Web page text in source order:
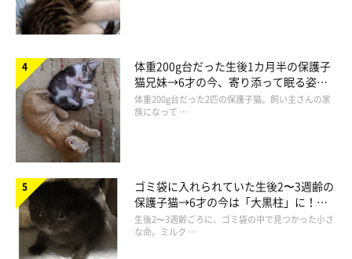
体重200g台だった生後1カ月半の保護子
猫兄妹→6才の今、寄り添って眠る姿に
ほっこり！
体重200g台だった2匹の保護子猫。飼い主さんの家
族になって …
ゴミ袋に入れられていた生後2〜3週齢の
保護子猫→6才の今は「大黒柱」に！
美しい黒猫に成長した姿にグッとくる
生後2〜3週齢ごろに、ゴミ袋の中で見つかった小さ
な命。ミルク …